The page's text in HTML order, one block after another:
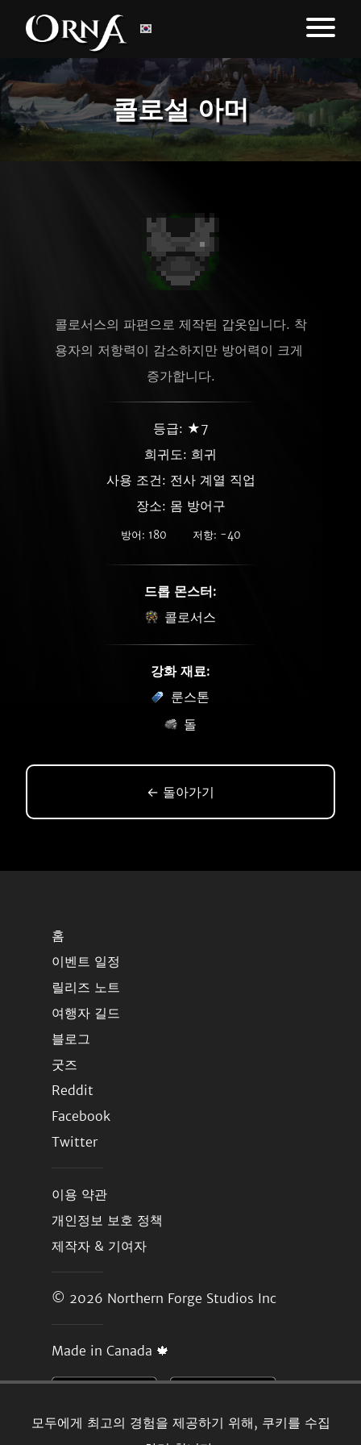
콜로설 아머
모두에게 최고의 경험을 제공하기 위해, 쿠키를 수집
콜로서스의 파편으로 제작된 갑옷입니다. 착
용자의 저항력이 감소하지만 방어력이 크게
증가합니다.
등급: ★7
희귀도: 희귀
사용 조건: 전사 계열 직업
장소: 몸 방어구
방어: 180 저항: -40
드롭 몬스터:
콜로서스
강화 재료:
룬스톤
돌
← 돌아가기
홈
이벤트 일정
릴리즈 노트
여행자 길드
블로그
굿즈
Reddit
Facebook
Twitter
이용 약관
개인정보 보호 정책
제작자 & 기여자
© 2026 Northern Forge Studios Inc
Made in Canada 🍁